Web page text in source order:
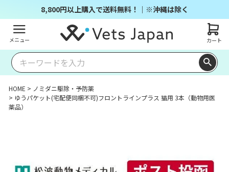
8,800円以上購入で送料無料！｜※沖縄は除く
メニュー カート
HOME
ノミダニ駆除・予防薬
ゆうパケット(宅配便同梱不可)フロントラインプラス 猫用 3本（動物用医
薬品）